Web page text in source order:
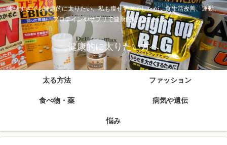
痩せすぎでも健康的に太りたい、私も痩せすぎでしたが、食生活改善、運動、
プロテインやサプリで健康的に太れました。
健康的に太りたい方へ
太る方法 ファッション
食べ物・薬 病気や遺伝
悩み